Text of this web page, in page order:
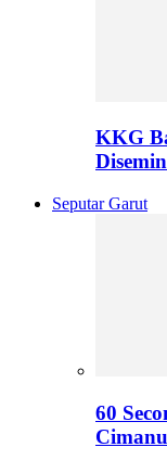
KKG
Seputar Garut
60